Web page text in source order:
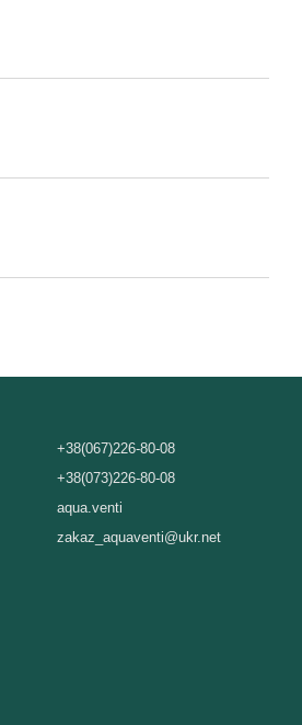
+38(067)226-80-08
+38(073)226-80-08
aqua.venti
zakaz_aquaventi@ukr.net